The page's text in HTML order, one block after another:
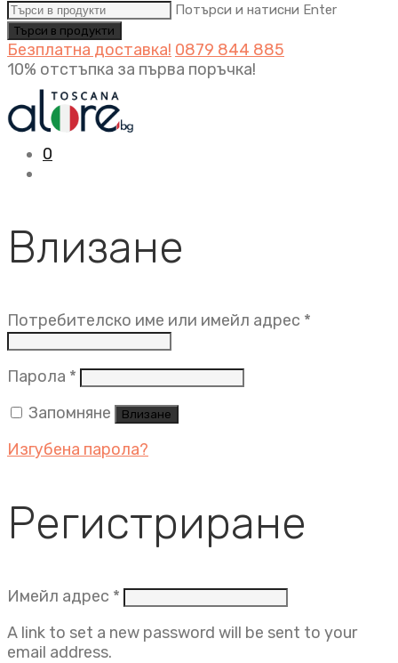
Потърси и натисни Enter
Безплатна доставка! 0879 844 885
10% отстъпка за първа поръчка!
0
Влизане
Потребителско име или имейл адрес *
Парола * Задължително
Запомняне
Влизане
Изгубена парола?
Регистриране
Имейл адрес * Задължително
A link to set a new password will be sent to your
email address.